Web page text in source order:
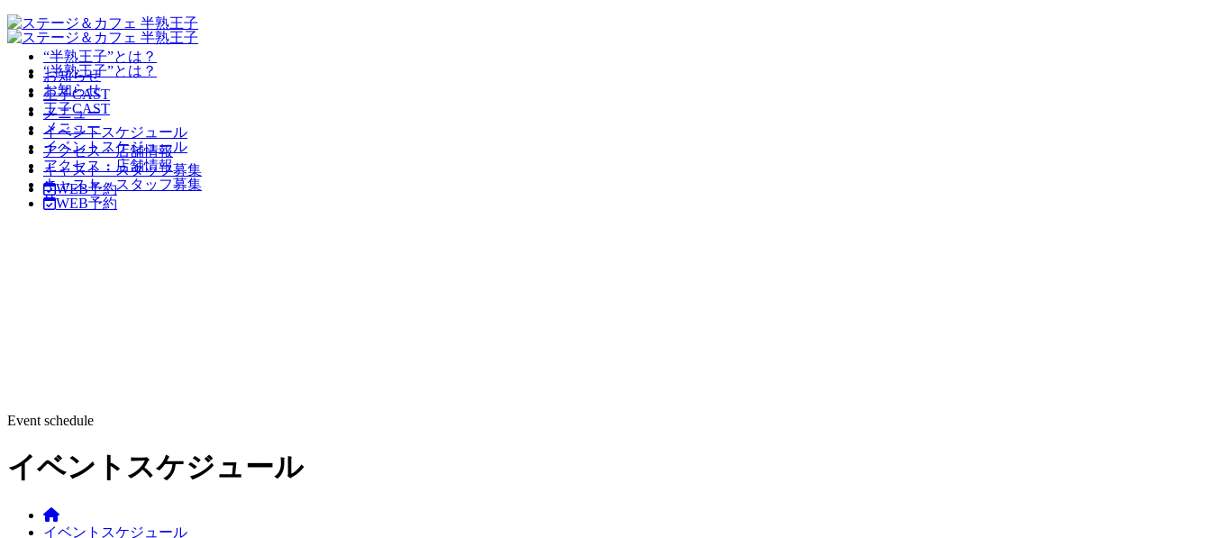
“半熟王子”とは？
お知らせ
王子CAST
メニュー
イベントスケジュール
アクセス・店舗情報
キャスト・スタッフ募集
WEB予約
“半熟王子”とは？
お知らせ
王子CAST
メニュー
イベントスケジュール
アクセス・店舗情報
キャスト・スタッフ募集
WEB予約
Event schedule
イベントスケジュール
イベントスケジュール